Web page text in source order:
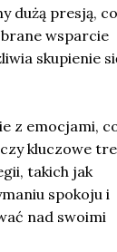
dużą presją,
wsparcie
skupienie
z emocjami,
kluczowe
takich jak
spokoju i
nad swoimi